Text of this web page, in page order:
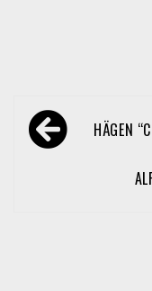
Navegación
de HÄGEN